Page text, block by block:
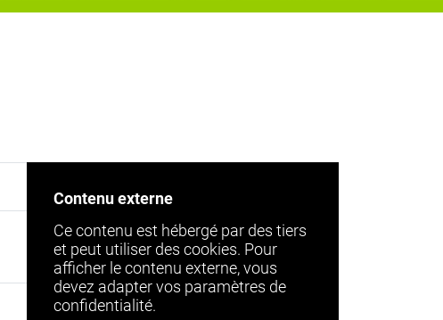
Contenu externe
Ce contenu est hébergé par des tiers
et peut utiliser des cookies. Pour
afficher le contenu externe, vous
devez adapter vos paramètres de
confidentialité.